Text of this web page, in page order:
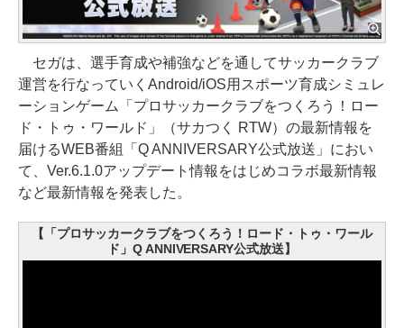
セガは、選手育成や補強などを通してサッカークラブ
運営を行なっていくAndroid/iOS用スポーツ育成シミュレ
ーションゲーム「プロサッカークラブをつくろう！ロー
ド・トゥ・ワールド」（サカつく RTW）の最新情報を
届けるWEB番組「Q ANNIVERSARY公式放送」におい
て、Ver.6.1.0アップデート情報をはじめコラボ最新情報
など最新情報を発表した。
【「プロサッカークラブをつくろう！ロード・トゥ・ワール
ド」Q ANNIVERSARY公式放送】